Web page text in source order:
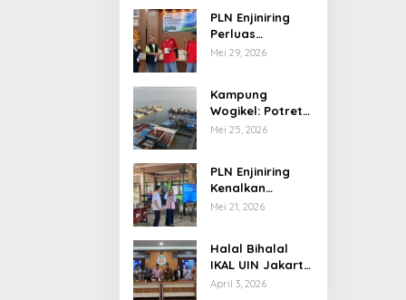
Spekulasi Berlebihan
PLN Enjiniring
Perluas
Wawasan Siswa
Perubahan Iklim
Mei 29, 2026
Kampung
Wogikel: Potret
Kehidupan
yang Bertahan
di Tengah
Keterbatasan
Mei 25, 2026
PLN Enjiniring
Kenalkan
Teknologi Energi
Mei 21, 2026
Halal Bihalal
IKAL UIN Jakarta
NTB, Alumni UIN
April 3, 2026